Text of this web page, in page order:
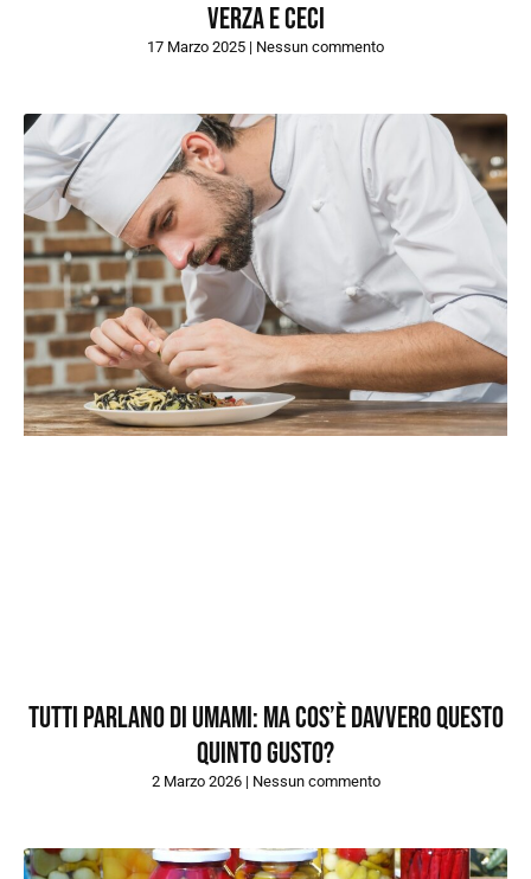
Verza e ceci
17 Marzo 2025 Nessun commento
Tutti parlano di umami: ma cos’è davvero questo
quinto gusto?
2 Marzo 2026 Nessun commento